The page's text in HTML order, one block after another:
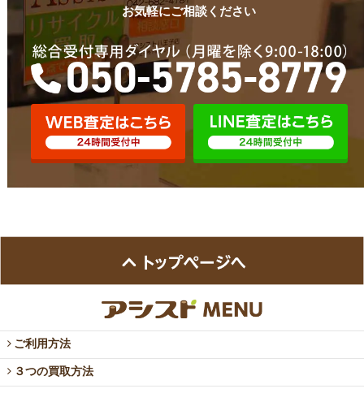
お気軽にご相談ください
ご利用方法
３つの買取方法